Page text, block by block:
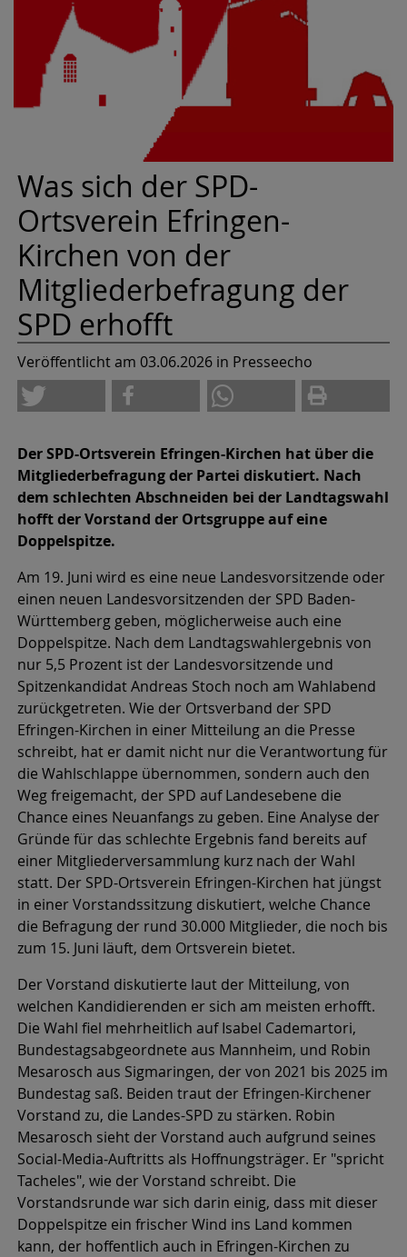
Was sich der SPD-
Ortsverein Efringen-
Kirchen von der
Mitgliederbefragung der
SPD erhofft
Veröffentlicht am 03.06.2026 in Presseecho
Der SPD-Ortsverein Efringen-Kirchen hat über die
Mitgliederbefragung der Partei diskutiert. Nach
dem schlechten Abschneiden bei der Landtagswahl
hofft der Vorstand der Ortsgruppe auf eine
Doppelspitze.
Am 19. Juni wird es eine neue Landesvorsitzende oder
einen neuen Landesvorsitzenden der SPD Baden-
Württemberg geben, möglicherweise auch eine
Doppelspitze. Nach dem Landtagswahlergebnis von
nur 5,5 Prozent ist der Landesvorsitzende und
Spitzenkandidat Andreas Stoch noch am Wahlabend
zurückgetreten. Wie der Ortsverband der SPD
Efringen-Kirchen in einer Mitteilung an die Presse
schreibt, hat er damit nicht nur die Verantwortung für
die Wahlschlappe übernommen, sondern auch den
Weg freigemacht, der SPD auf Landesebene die
Chance eines Neuanfangs zu geben. Eine Analyse der
Gründe für das schlechte Ergebnis fand bereits auf
einer Mitgliederversammlung kurz nach der Wahl
statt. Der SPD-Ortsverein Efringen-Kirchen hat jüngst
in einer Vorstandssitzung diskutiert, welche Chance
die Befragung der rund 30.000 Mitglieder, die noch bis
zum 15. Juni läuft, dem Ortsverein bietet.
Der Vorstand diskutierte laut der Mitteilung, von
welchen Kandidierenden er sich am meisten erhofft.
Die Wahl fiel mehrheitlich auf Isabel Cademartori,
Bundestagsabgeordnete aus Mannheim, und Robin
Mesarosch aus Sigmaringen, der von 2021 bis 2025 im
Bundestag saß. Beiden traut der Efringen-Kirchener
Vorstand zu, die Landes-SPD zu stärken. Robin
Mesarosch sieht der Vorstand auch aufgrund seines
Social-Media-Auftritts als Hoffnungsträger. Er "spricht
Tacheles", wie der Vorstand schreibt. Die
Vorstandsrunde war sich darin einig, dass mit dieser
Doppelspitze ein frischer Wind ins Land kommen
kann, der hoffentlich auch in Efringen-Kirchen zu